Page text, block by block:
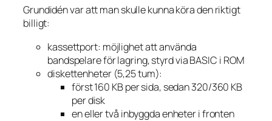
Grundidén var att man skulle kunna köra den riktigt
billigt:
kassettport: möjlighet att använda
bandspelare för lagring, styrd via BASIC i ROM
diskettenheter (5,25 tum):
först 160 KB per sida, sedan 320/360 KB
per disk
en eller två inbyggda enheter i fronten